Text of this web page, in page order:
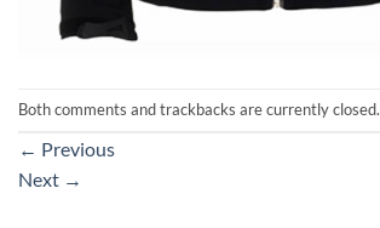
Both comments and trackbacks are currently closed.
← Previous
Next →